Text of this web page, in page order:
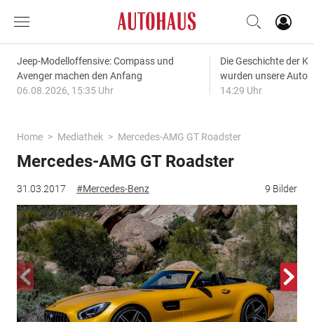
Jeep-Modelloffensive: Compass und
Avenger machen den Anfang
06.08.2026, 15:35 Uhr
Die Geschichte der
wurden unsere
14:29 Uhr
Home Mediathek Mercedes-AMG GT Roadster
31.03.2017 #Mercedes-Benz 9 Bilder
Mercedes-AMG GT Roadster